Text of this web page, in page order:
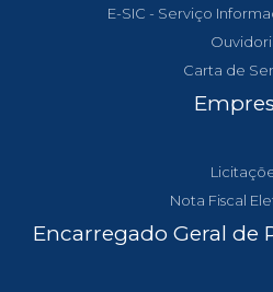
E-SIC - Serviço
Carta de
Nota Fiscal
Encarregado Geral de